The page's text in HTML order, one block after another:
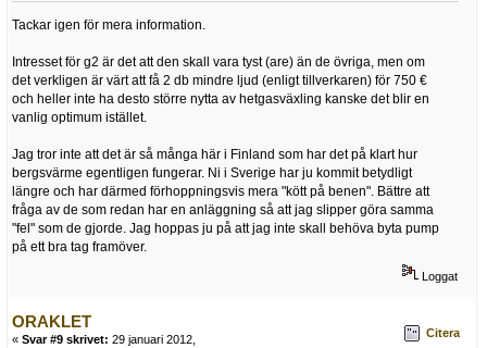
Tackar igen för mera information.
Intresset för g2 är det att den skall vara tyst (are) än de övriga, men om
det verkligen är värt att få 2 db mindre ljud (enligt tillverkaren) för 750 €
och heller inte ha desto större nytta av hetgasväxling kanske det blir en
vanlig optimum istället.
Jag tror inte att det är så många här i Finland som har det på klart hur
bergsvärme egentligen fungerar. Ni i Sverige har ju kommit betydligt
längre och har därmed förhoppningsvis mera "kött på benen". Bättre att
fråga av de som redan har en anläggning så att jag slipper göra samma
"fel" som de gjorde. Jag hoppas ju på att jag inte skall behöva byta pump
på ett bra tag framöver.
Loggat
ORAKLET
« Svar #9 skrivet: 29 januari 2012,
Citera